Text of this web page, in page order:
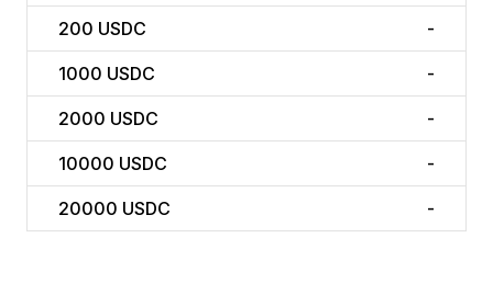
200 USDC -
1000 USDC -
2000 USDC -
10000 USDC -
20000 USDC -